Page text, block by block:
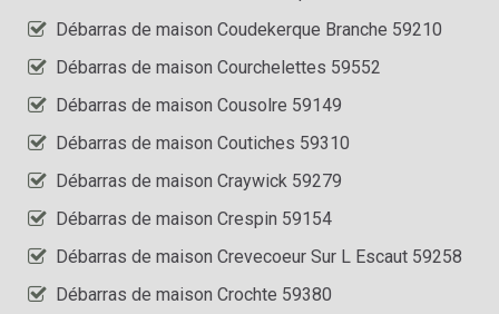
Débarras de maison Coudekerque Branche 59210
Débarras de maison Courchelettes 59552
Débarras de maison Cousolre 59149
Débarras de maison Coutiches 59310
Débarras de maison Craywick 59279
Débarras de maison Crespin 59154
Débarras de maison Crevecoeur Sur L Escaut 59258
Débarras de maison Crochte 59380